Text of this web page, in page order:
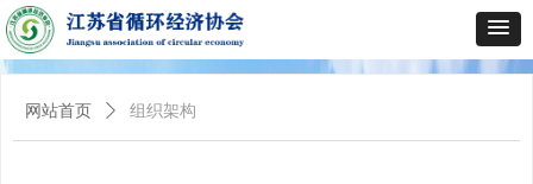
网站首页 ꄲ 组织架构